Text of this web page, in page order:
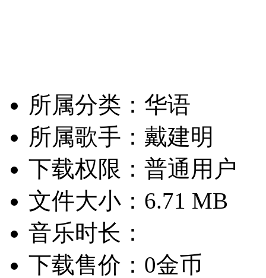
所属分类：华语
所属歌手：戴建明
下载权限：普通用户
文件大小：6.71 MB
音乐时长：
下载售价：0金币